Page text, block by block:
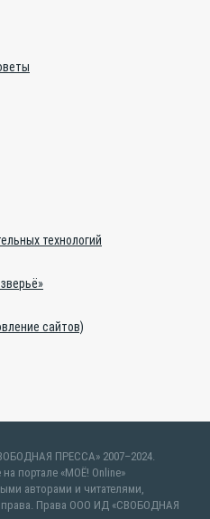
технологий
сайтов)
ПРЕССА» 2007–2024.
портале «МОЁ! Online»
авторами и читателями,
права. Права ООО ИД «СВОБОДНАЯ